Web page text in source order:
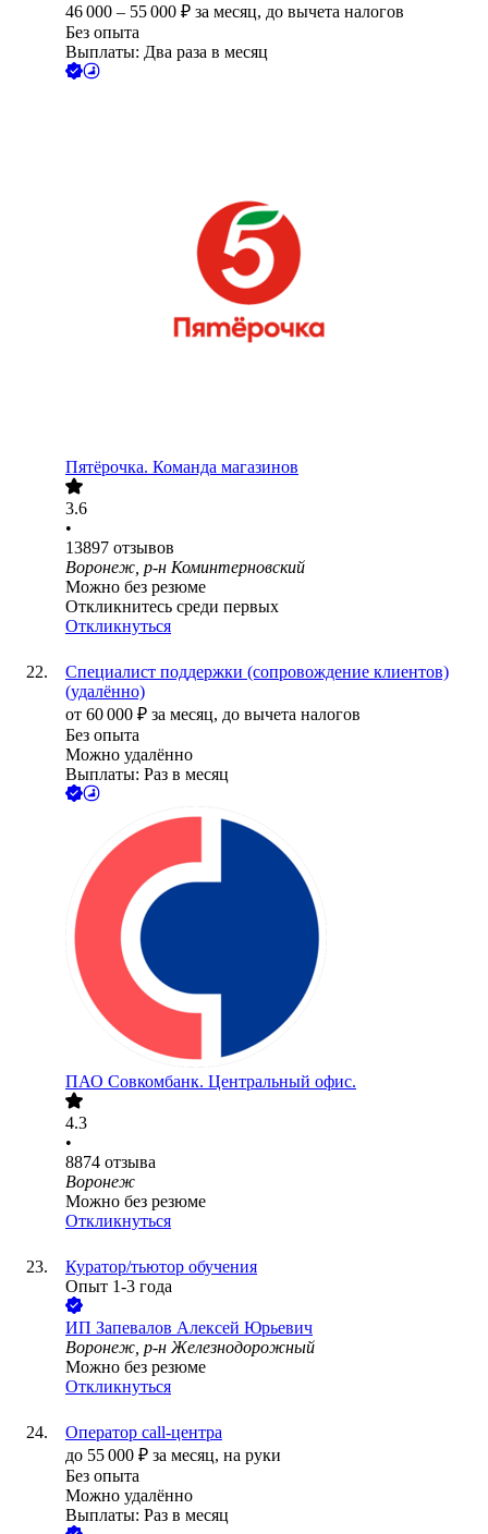
46 000 – 55 000 ₽ за месяц, до вычета налогов
Без опыта
Выплаты: Два раза в месяц
Пятёрочка. Команда магазинов
3.6
•
13897 отзывов
Воронеж, р-н Коминтерновский
Можно без резюме
Откликнитесь среди первых
Откликнуться
Специалист поддержки (сопровождение клиентов)
(удалённо)
от 60 000 ₽ за месяц, до вычета налогов
Без опыта
Можно удалённо
Выплаты: Раз в месяц
ПАО Совкомбанк. Центральный офис.
4.3
•
8874 отзыва
Воронеж
Можно без резюме
Откликнуться
Куратор/тьютор обучения
Опыт 1-3 года
ИП Запевалов Алексей Юрьевич
Воронеж, р-н Железнодорожный
Можно без резюме
Откликнуться
Оператор call-центра
до 55 000 ₽ за месяц, на руки
Без опыта
Можно удалённо
Выплаты: Раз в месяц